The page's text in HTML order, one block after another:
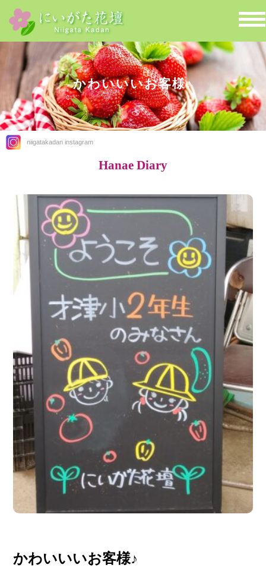
かわいいいお客様♪
Hanae Diary
niigatakadan instagram
かわいいいお客様♪